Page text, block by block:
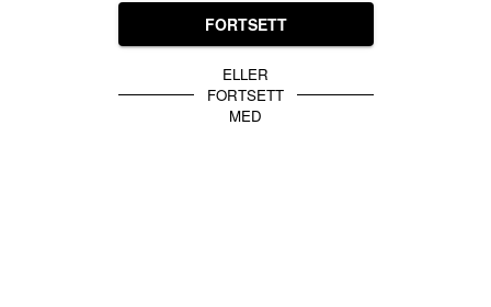
FORTSETT
ELLER
FORTSETT
MED